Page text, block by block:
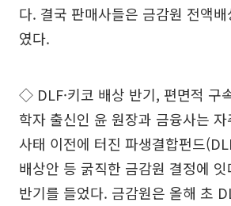
다. 결국 판매사들은 금감원 전액
였다.
◇ DLF·키코 배상 반기, 편면적 구
학자 출신인 윤 원장과 금융사는
사태 이전에 터진 파생결합펀드
배상안 등 굵직한 금감원 결정에
반기를 들었다. 금감원은 올해 초